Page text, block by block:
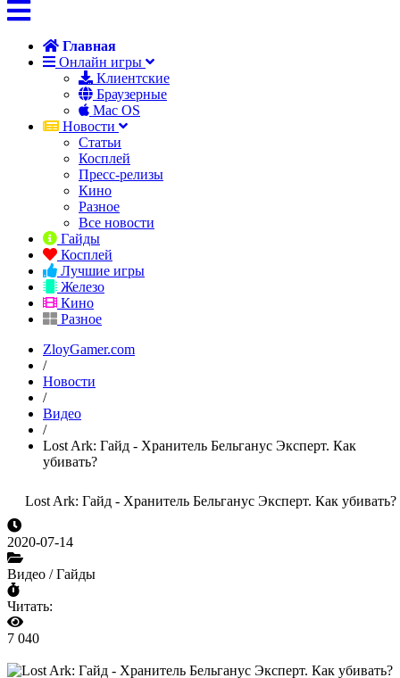
Главная
Онлайн игры
Клиентские
Браузерные
Mac OS
Новости
Статьи
Косплей
Пресс-релизы
Кино
Разное
Все новости
Гайды
Косплей
Лучшие игры
Железо
Кино
Разное
ZloyGamer.com
/
Новости
/
Видео
/
Lost Ark: Гайд - Хранитель Бельганус Эксперт. Как
убивать?
Lost Ark: Гайд - Хранитель Бельганус Эксперт. Как убивать?
2020-07-14
Видео / Гайды
Читать:
7 040